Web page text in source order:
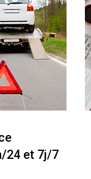
24 et 7j/7